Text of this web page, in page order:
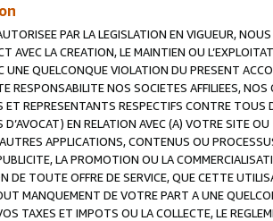
PAR LA LEGISLATION EN VIGUEUR,
AVEC LA CREATION, LE MAINTIEN OU
UNE QUELCONQUE VIOLATION DU PRESENT
RESPONSABILITE NOS SOCIETES AFFILIEES,
ET REPRESENTANTS RESPECTIFS CONTRE
D’AVOCAT) EN RELATION AVEC (A) VOTRE SITE
APPLICATIONS, CONTENUS OU
LA PROMOTION OU LA
DE TOUTE OFFRE DE SERVICE, QUE CETTE
MANQUEMENT DE VOTRE PART A UNE
TAXES ET IMPOTS OU LA COLLECTE, LE